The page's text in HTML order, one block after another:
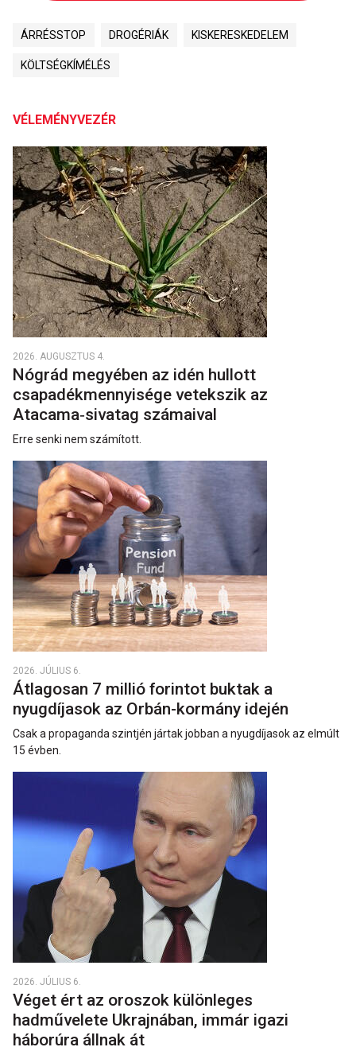
ÁRRÉSSTOP DROGÉRIÁK KISKERESKEDELEM
KÖLTSÉGKÍMÉLÉS
VÉLEMÉNYVEZÉR
2026. AUGUSZTUS 4.
Nógrád megyében az idén hullott
csapadékmennyisége vetekszik az
Atacama‑sivatag számaival
Erre senki nem számított.
2026. JÚLIUS 6.
Átlagosan 7 millió forintot buktak a
nyugdíjasok az Orbán-kormány idején
Csak a propaganda szintjén jártak jobban a nyugdíjasok az elmúlt
15 évben.
2026. JÚLIUS 6.
Véget ért az oroszok különleges
hadművelete Ukrajnában, immár igazi
háborúra állnak át